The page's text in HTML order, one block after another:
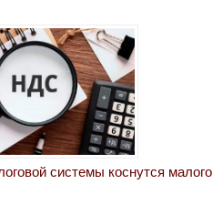
системы коснутся малого